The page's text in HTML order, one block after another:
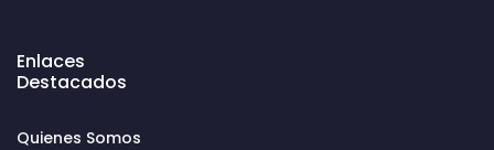
Enlaces
Destacados
Quienes Somos